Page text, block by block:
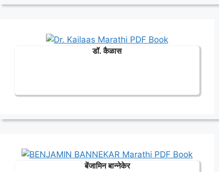
डॉ. कैळास
बेंजामिन बान्नेकेर